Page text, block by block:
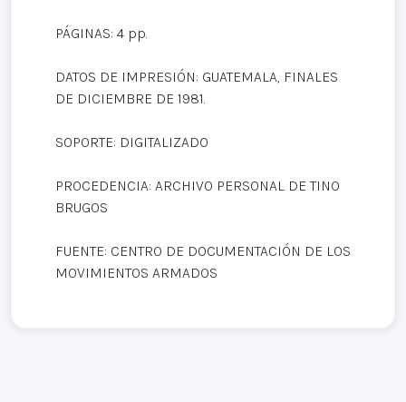
PÁGINAS: 4 pp.
DATOS DE IMPRESIÓN: GUATEMALA, FINALES
DE DICIEMBRE DE 1981.
SOPORTE: DIGITALIZADO
PROCEDENCIA: ARCHIVO PERSONAL DE TINO
BRUGOS
FUENTE: CENTRO DE DOCUMENTACIÓN DE LOS
MOVIMIENTOS ARMADOS